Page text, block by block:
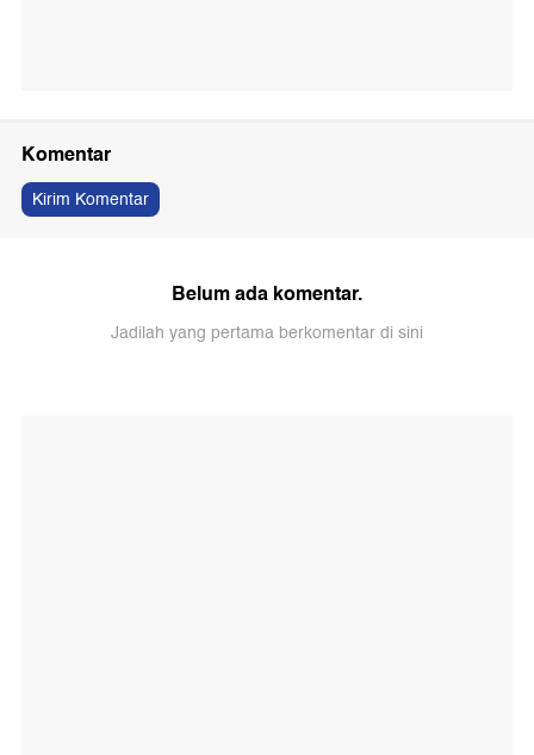
Komentar
Kirim Komentar
Belum ada komentar.
Jadilah yang pertama berkomentar di sini